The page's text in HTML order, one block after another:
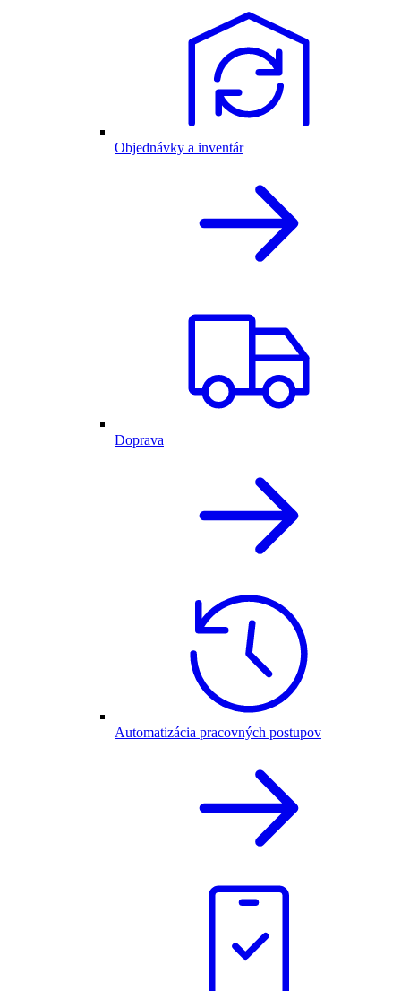
Objednávky a inventár
Doprava
Automatizácia pracovných postupov